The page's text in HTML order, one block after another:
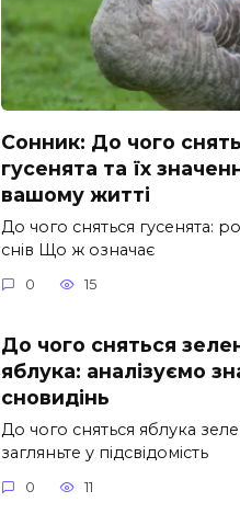
Сонник: До чого
гусенята та їх
вашому житті
До чого сняться гусенята:
снів Що ж означає
0 15
До чого сняться
яблука: аналізуємо
сновидінь
До чого сняться яблука
загляньте у підсвідомість
0 11